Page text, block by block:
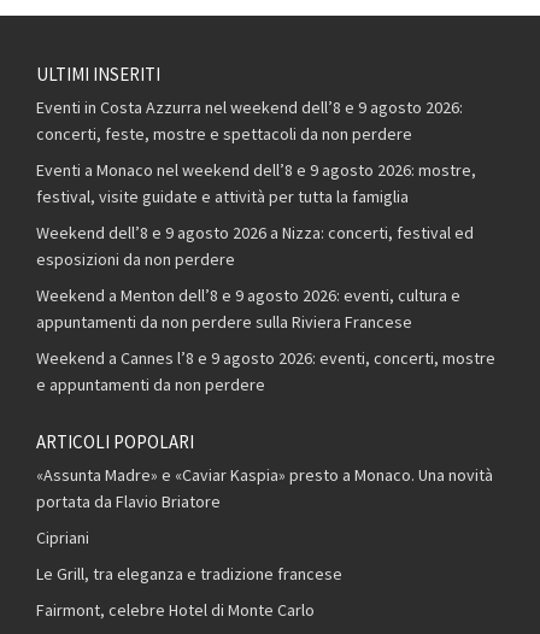
ULTIMI INSERITI
Eventi in Costa Azzurra nel weekend dell’8 e 9 agosto 2026:
concerti, feste, mostre e spettacoli da non perdere
Eventi a Monaco nel weekend dell’8 e 9 agosto 2026: mostre,
festival, visite guidate e attività per tutta la famiglia
Weekend dell’8 e 9 agosto 2026 a Nizza: concerti, festival ed
esposizioni da non perdere
Weekend a Menton dell’8 e 9 agosto 2026: eventi, cultura e
appuntamenti da non perdere sulla Riviera Francese
Weekend a Cannes l’8 e 9 agosto 2026: eventi, concerti, mostre
e appuntamenti da non perdere
ARTICOLI POPOLARI
«Assunta Madre» e «Caviar Kaspia» presto a Monaco. Una novità
portata da Flavio Briatore
Cipriani
Le Grill, tra eleganza e tradizione francese
Fairmont, celebre Hotel di Monte Carlo